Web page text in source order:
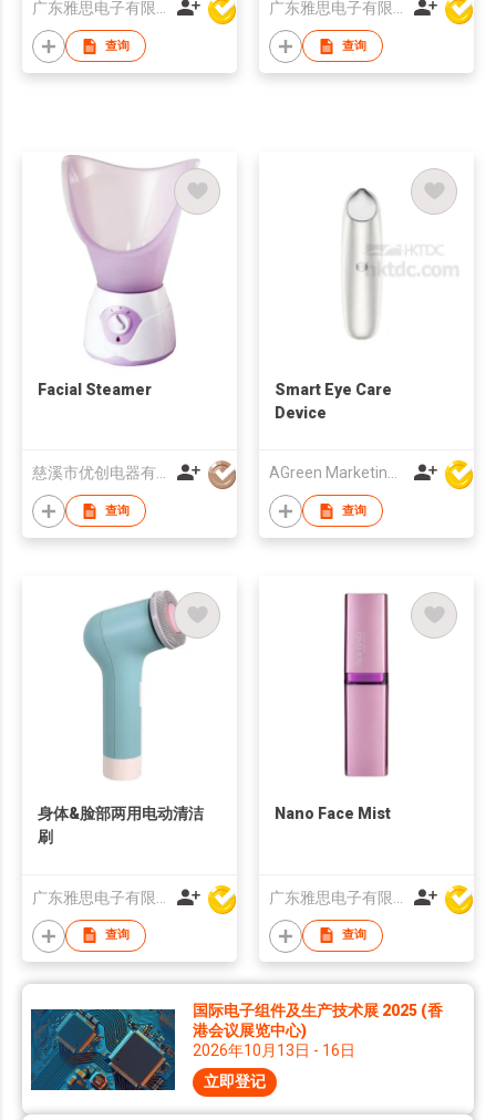
查询 查询
Facial Steamer
慈溪市优创电器有限公司
查询
Smart Eye Care
Device
AGreen Marketing Limited
查询
身体&脸部两用电动清洁
刷
查询
Nano Face Mist
查询
国际电子组件及生产技术展 2025 (香
港会议展览中心)
2026年10月13日 - 16日
立即登记